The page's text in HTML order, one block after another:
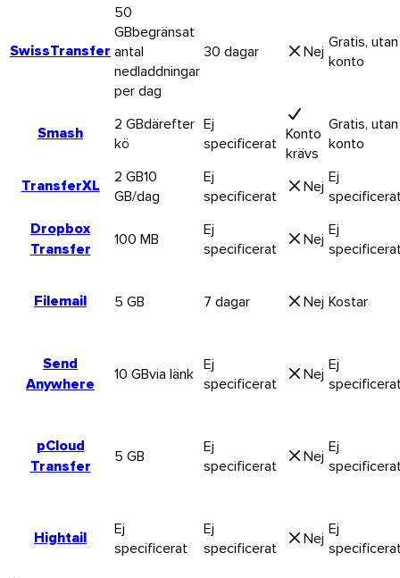
Linux
SwissTransfer
50
GBbegränsat
antal
nedladdningar
per dag
30 dagar Nej Gratis, utan
konto
Smash 2 GBdärefter
kö
Ej
specificerat Konto
krävs
Gratis, utan
konto
TransferXL 2 GB10
GB/dag
Ej
specificerat
Nej Ej
Dropbox
Transfer
100 MB
Ej
specificerat
Nej Ej
Filemail 5 GB 7 dagar Nej Kostar
Send
Anywhere
10 GBvia länk Ej
specificerat
Nej Ej
pCloud
Transfer
5 GB
Ej
specificerat
Nej Ej
Hightail
Ej
specificerat
Ej
specificerat
Nej Ej